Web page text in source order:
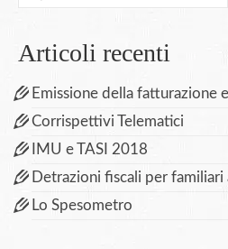
per:
Articoli recenti
Emissione della fatturazione
Corrispettivi Telematici
IMU e TASI 2018
Detrazioni fiscali per familiari
Lo Spesometro